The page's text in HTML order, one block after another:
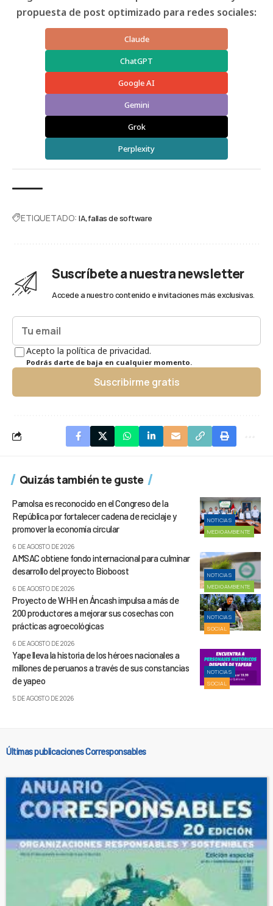
propuesta de post optimizado para redes sociales:
Claude
ChatGPT
Google AI
Gemini
Grok
Perplexity
ETIQUETADO: IA fallas de software
Suscríbete a nuestra newsletter
Accede a nuestro contenido e invitaciones más exclusivas.
Acepto la política de privacidad.
Podrás darte de baja en cualquier momento.
Suscribirme gratis
Quizás también te guste
NOTICIAS
MEDIOAMBIENTE
Pamolsa es reconocido en el Congreso de la
República por fortalecer cadena de reciclaje y
promover la economía circular
6 DE AGOSTO DE 2026
NOTICIAS
MEDIOAMBIENTE
AMSAC obtiene fondo internacional para culminar
desarrollo del proyecto Bioboost
6 DE AGOSTO DE 2026
NOTICIAS
SOCIAL
Proyecto de WHH en Áncash impulsa a más de
200 productores a mejorar sus cosechas con
prácticas agroecológicas
6 DE AGOSTO DE 2026
NOTICIAS
SOCIAL
Yape lleva la historia de los héroes nacionales a
millones de peruanos a través de sus constancias
de yapeo
5 DE AGOSTO DE 2026
Últimas publicaciones Corresponsables